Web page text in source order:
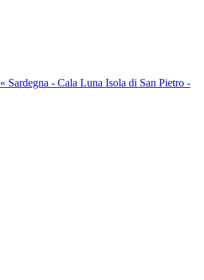
« Sardegna - Cala Luna Isola di San Pietro -